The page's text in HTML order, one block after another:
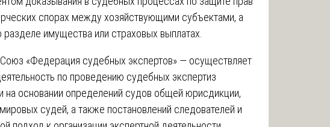
спорах между хозяйствующими субъектами, а
имущества или страховых выплатах.
«Федерация судебных экспертов» — осуществляет
по проведению судебных экспертиз
на основании определений судов общей юрисдикции,
судей, а также постановлений следователей и